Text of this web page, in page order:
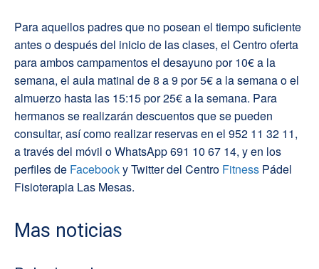
Para aquellos padres que no posean el tiempo suficiente
antes o después del inicio de las clases, el Centro oferta
para ambos campamentos el desayuno por 10€ a la
semana, el aula matinal de 8 a 9 por 5€ a la semana o el
almuerzo hasta las 15:15 por 25€ a la semana. Para
hermanos se realizarán descuentos que se pueden
consultar, así como realizar reservas en el 952 11 32 11,
a través del móvil o WhatsApp 691 10 67 14, y en los
perfiles de Facebooky Twitter del Centro Fitness Pádel
Fisioterapia Las Mesas.
Mas noticias